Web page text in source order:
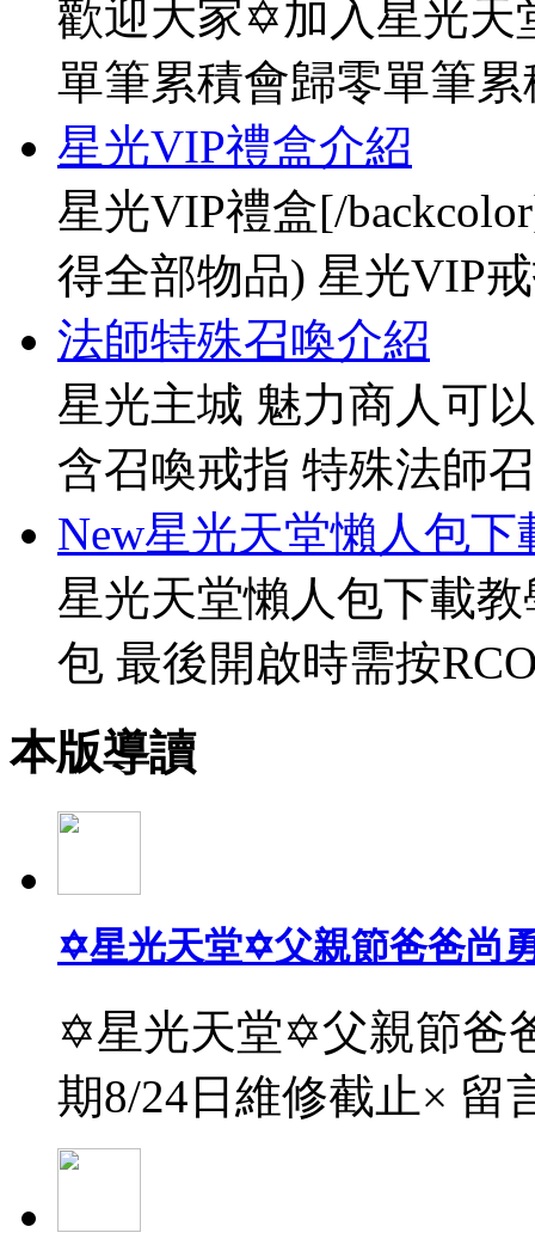
歡迎大家✡加入星光天
單筆累積會歸零單筆
星光VIP禮盒介紹
星光VIP禮盒[/
得全部物品) 星光VIP
法師特殊召喚介紹
星光主城 魅力商人可
含召喚戒指 特殊法師
New星光天堂懶人包下
星光天堂懶人包下載
包 最後開啟時需按
本版導讀
✡星光天堂✡父親節爸爸尚
✡星光天堂✡父親節爸
期8/24日維修截止× 留